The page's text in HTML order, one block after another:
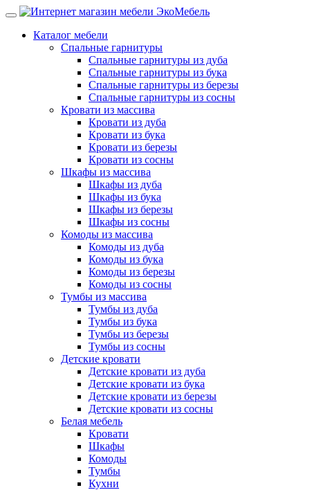
Каталог мебели
Спальные гарнитуры
Спальные гарнитуры из дуба
Спальные гарнитуры из бука
Спальные гарнитуры из березы
Спальные гарнитуры из сосны
Кровати из массива
Кровати из дуба
Кровати из бука
Кровати из березы
Кровати из сосны
Шкафы из массива
Шкафы из дуба
Шкафы из бука
Шкафы из березы
Шкафы из сосны
Комоды из массива
Комоды из дуба
Комоды из бука
Комоды из березы
Комоды из сосны
Тумбы из массива
Тумбы из дуба
Тумбы из бука
Тумбы из березы
Тумбы из сосны
Детские кровати
Детские кровати из дуба
Детские кровати из бука
Детские кровати из березы
Детские кровати из сосны
Белая мебель
Кровати
Шкафы
Комоды
Тумбы
Кухни